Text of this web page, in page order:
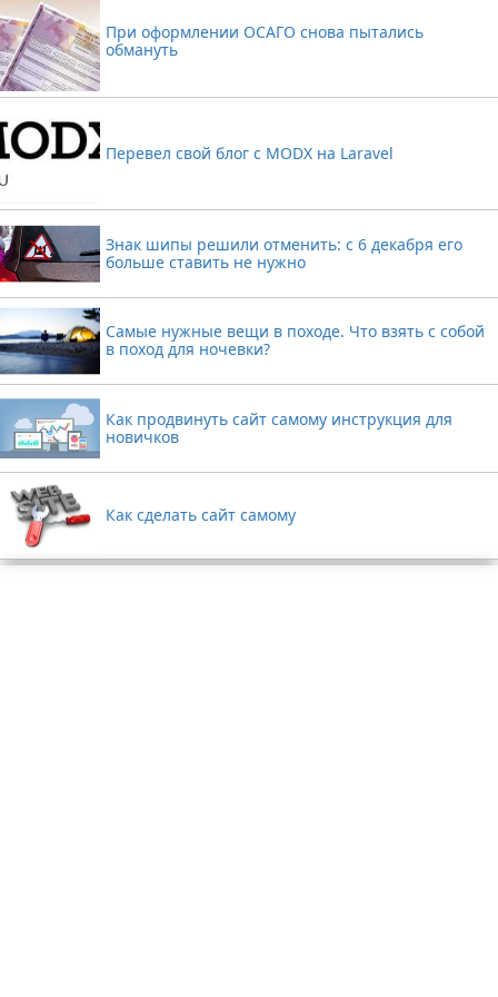
При оформлении ОСАГО снова пытались
обмануть
Перевел свой блог с MODX на Laravel
Знак шипы решили отменить: с 6 декабря его
больше ставить не нужно
Самые нужные вещи в походе. Что взять с собой
в поход для ночевки?
Как продвинуть сайт самому инструкция для
новичков
Как сделать сайт самому